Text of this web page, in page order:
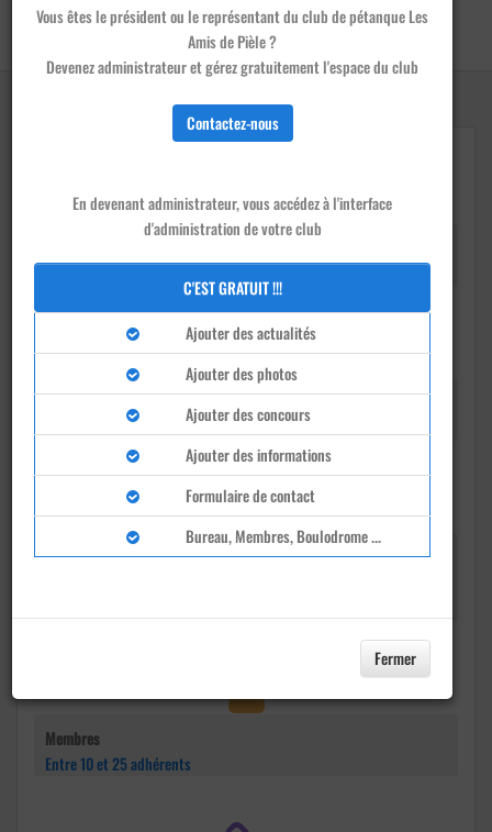
Accueil / Clubs / Les Amis de Pièle - Cornillon-Confoux
0658203143
Adresse
Membres
Entre 10 et 25 adhérents
Vous êtes le président ou le représentant du club de pétanque Les
Amis de Pièle ?
Devenez administrateur et gérez gratuitement l'espace du club
Contactez-nous
En devenant administrateur, vous accédez à l'interface
d'administration de votre club
C'EST GRATUIT !!!
Ajouter des actualités
Ajouter des photos
Ajouter des concours
Ajouter des informations
Formulaire de contact
Bureau, Membres, Boulodrome ...
Fermer